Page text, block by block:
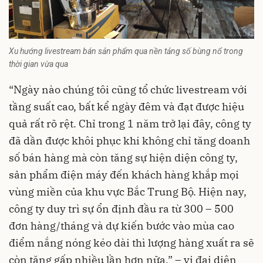
Xu hướng livestream bán sản phẩm qua nền tảng số bùng nổ trong
thời gian vừa qua
“Ngày nào chúng tôi cũng tổ chức livestream với
tầng suất cao, bất kể ngày đêm và đạt được hiệu
quả rất rõ rệt. Chỉ trong 1 năm trở lại đây, công ty
đã dần được khôi phục khi không chỉ tăng doanh
số bán hàng mà còn tăng sự hiện diện công ty,
sản phẩm điện máy đến khách hàng khắp mọi
vùng miền của khu vực Bắc Trung Bộ. Hiện nay,
công ty duy trì sự ổn định đầu ra từ 300 – 500
đơn hàng/tháng và dự kiến bước vào mùa cao
điểm nắng nóng kéo dài thì lượng hàng xuất ra sẽ
còn tăng gấp nhiều lần hơn nữa.” – vị đại diện